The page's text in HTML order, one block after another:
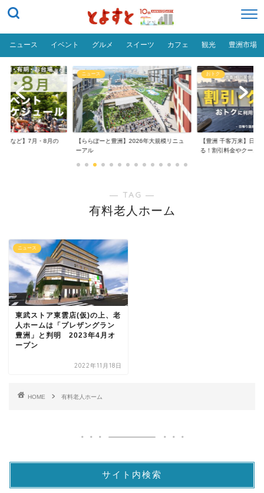
ニュース イベント グルメ スイーツ カフェ 観光 豊洲市場
場など】7月・8月の
ニュース
【ららぽーと豊洲】2026年大規模リニュ
ーアル
おトク
【豊洲 千客万来】日帰
る！割引料金やクーポ...
― TAG ―
有料老人ホーム
ニュース
東武ストア東雲店(仮)の上、老
人ホームは「プレザングラン
豊洲」と判明 2023年4月オ
ープン
2022年11月18日
HOME 有料老人ホーム
サイト内検索